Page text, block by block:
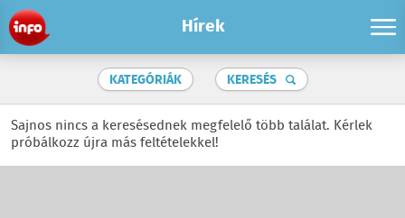
Hírek
KATEGÓRIÁK KERESÉS
Sajnos nincs a keresésednek megfelelő több találat. Kérlek
próbálkozz újra más feltételekkel!